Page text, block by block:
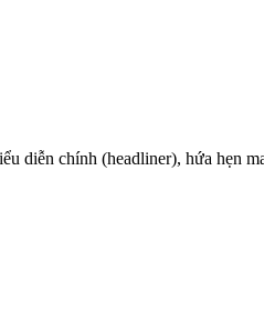
diễn chính (headliner), hứa hẹn